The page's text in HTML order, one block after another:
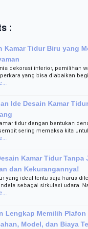
:
Kamar Tidur Biru yang
dekorasi interior, pemilihan
yang bisa diabaikan
Ide Desain Kamar Tidur
tidur dengan bentukan
sering memaksa kita
Kamar Tidur Tanpa
dan Kekurangannya!
yang ideal tentu saja harus
sebagai sirkulasi udara.
Lengkap Memilih Plafon
Model, dan Biaya